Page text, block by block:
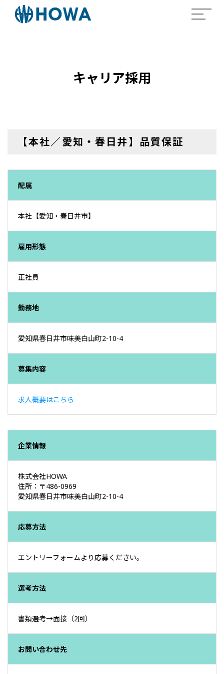
キャリア採用
【本社／愛知・春日井】品質保証
配属
本社【愛知・春日井市】
雇用形態
正社員
勤務地
愛知県春日井市味美白山町2-10-4
募集内容
求人概要はこちら
企業情報
株式会社HOWA
住所：〒486-0969
愛知県春日井市味美白山町2-10-4
応募方法
エントリーフォームより応募ください。
選考方法
書類選考→面接（2回）
お問い合わせ先